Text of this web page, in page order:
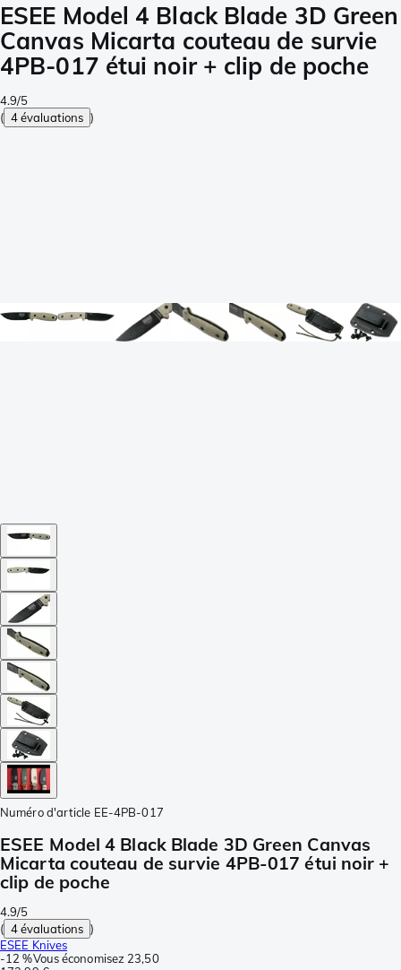
ESEE Model 4 Black Blade 3D Green
Canvas Micarta couteau de survie
4PB-017 étui noir + clip de poche
4.9/5
( 4 évaluations )
Numéro d'article EE-4PB-017
ESEE Model 4 Black Blade 3D Green Canvas
Micarta couteau de survie 4PB-017 étui noir +
clip de poche
4.9/5
( 4 évaluations )
ESEE Knives
-12 %Vous économisez 23,50